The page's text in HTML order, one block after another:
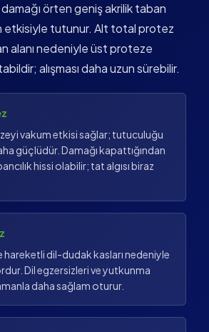
örten geniş akrilik taban
etkisiyle tutunur. Alt total protez
alanı nedeniyle üst proteze
alışması daha uzun sürebilir.
vakum etkisi sağlar; tutuculuğu
güçlüdür. Damağı kapattığından
hissi olabilir; tat algısı biraz
hareketli dil-dudak kasları nedeniyle
Dil egzersizleri ve yutkunma
daha sağlam oturur.